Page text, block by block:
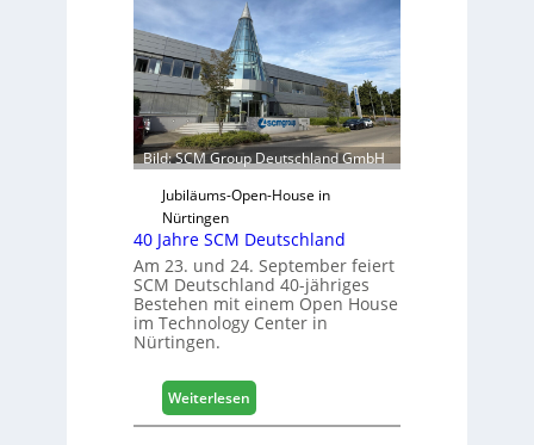
s
j
a
h
r
r
e
t
e
r
f
ü
r
D
c
+
H
o
2
0
Bild: SCM Group Deutschland GmbH
Jubiläums-Open-House in
Nürtingen
40 Jahre SCM Deutschland
Am 23. und 24. September feiert
SCM Deutschland 40-jähriges
Bestehen mit einem Open House
im Technology Center in
Nürtingen.
Weiterlesen:
4